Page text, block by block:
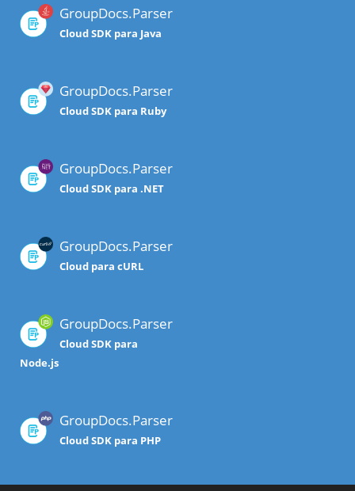
GroupDocs.Parser
Cloud SDK para Java
GroupDocs.Parser
Cloud SDK para Ruby
GroupDocs.Parser
Cloud SDK para .NET
GroupDocs.Parser
Cloud para cURL
GroupDocs.Parser
Cloud SDK para
Node.js
GroupDocs.Parser
Cloud SDK para PHP